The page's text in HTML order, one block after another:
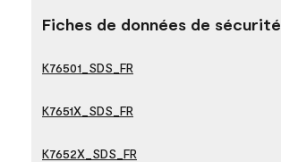
Fiches de données de sécurité
K76501_SDS_FR
K7651X_SDS_FR
K7652X_SDS_FR